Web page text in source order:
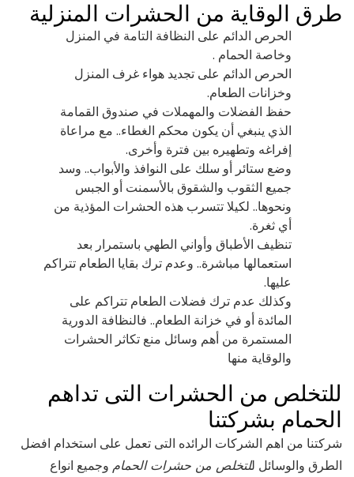
طرق الوقاية من الحشرات المنزلية
الحرص الدائم على النظافة التامة في المنزل
وخاصة الحمام .
الحرص الدائم على تجديد هواء غرف المنزل
وخزانات الطعام.
حفظ الفضلات والمهملات في صندوق القمامة
الذي ينبغي أن يكون محكم الغطاء.. مع مراعاة
إفراغه وتطهيره بين فترة وأخرى.
وضع ستائر أو سلك على النوافذ والأبواب.. وسد
جميع الثقوب والشقوق بالأسمنت أو الجبس
ونحوها.. لكيلا تتسرب هذه الحشرات المؤذية من
أي ثغرة.
تنظيف الأطباق وأواني الطهي باستمرار بعد
استعمالها مباشرة.. وعدم ترك بقايا الطعام تتراكم
عليها.
وكذلك عدم ترك فضلات الطعام تتراكم على
المائدة أو في خزانة الطعام.. فالنظافة الدورية
المستمرة من أهم وسائل منع تكاثر الحشرات
والوقاية منها
للتخلص من الحشرات التى تداهم
الحمام بشركتنا
شركتنا من اهم الشركات الرائده التى تعمل على استخدام افضل
الطرق والوسائل للتخلص من حشرات الحمام وجميع انواع